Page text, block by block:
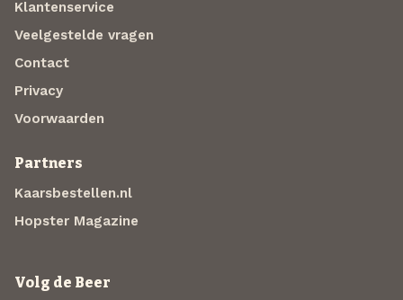
Klantenservice
Veelgestelde vragen
Contact
Privacy
Voorwaarden
Partners
Kaarsbestellen.nl
Hopster Magazine
Volg de Beer